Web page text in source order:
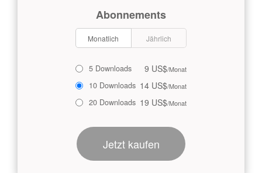
Abonnements
Monatlich Jährlich
5 Downloads 9 US$/Monat
10 Downloads 14 US$/Monat
20 Downloads 19 US$/Monat
Jetzt kaufen